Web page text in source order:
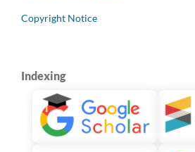
Copyright Notice
Indexing